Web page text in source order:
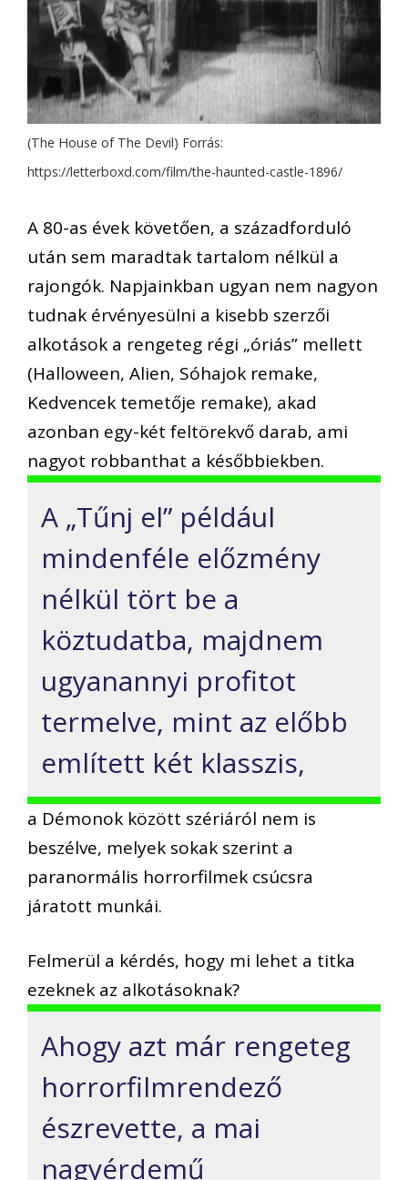
(The House of The Devil) Forrás:
https://letterboxd.com/film/the-haunted-castle-1896/
A 80-as évek követően, a századforduló
után sem maradtak tartalom nélkül a
rajongók. Napjainkban ugyan nem nagyon
tudnak érvényesülni a kisebb szerzői
alkotások a rengeteg régi „óriás” mellett
(Halloween, Alien, Sóhajok remake,
Kedvencek temetője remake), akad
azonban egy-két feltörekvő darab, ami
nagyot robbanthat a későbbiekben.
A „Tűnj el” például
mindenféle előzmény
nélkül tört be a
köztudatba, majdnem
ugyanannyi profitot
termelve, mint az előbb
említett két klasszis,
a Démonok között szériáról nem is
beszélve, melyek sokak szerint a
paranormális horrorfilmek csúcsra
járatott munkái.
Felmerül a kérdés, hogy mi lehet a titka
ezeknek az alkotásoknak?
Ahogy azt már rengeteg
horrorfilmrendező
észrevette, a mai
nagyérdemű